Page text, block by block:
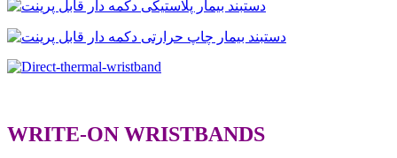
WRITE-ON WRISTBANDS